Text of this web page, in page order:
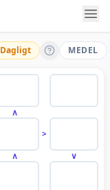
Dagligt MEDEL
>
∧
∧ ∨